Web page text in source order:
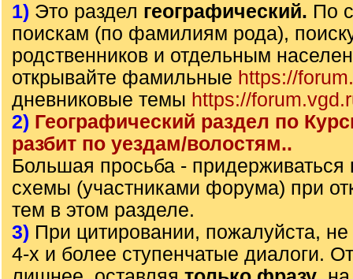
1) Это раздел географический. По
поискам (по фамилиям рода),
родственников и отдельным
открывайте фамильные https://
дневниковые темы https://
2) Географический раздел по
разбит по уездам/волостям..
Большая просьба - придерживаться
схемы (участниками форума) при
тем в этом разделе.
3) При цитировании, пожалуйста, не
4-х и более ступенчатые диалоги.